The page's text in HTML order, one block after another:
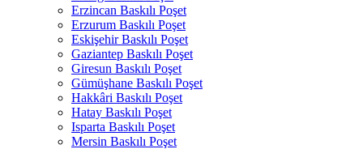
Erzincan Baskılı Poşet
Erzurum Baskılı Poşet
Eskişehir Baskılı Poşet
Gaziantep Baskılı Poşet
Giresun Baskılı Poşet
Gümüşhane Baskılı Poşet
Hakkâri Baskılı Poşet
Hatay Baskılı Poşet
Isparta Baskılı Poşet
Mersin Baskılı Poşet